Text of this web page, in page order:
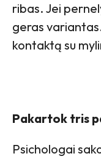
ribas. Jei
geras
kontaktą su
Pakartok tris
Psichologai